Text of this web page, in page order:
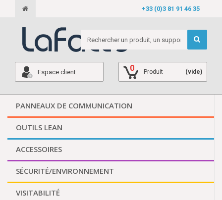
+33 (0)3 81 91 46 35
Espace client 0 Produit (vide)
PANNEAUX DE COMMUNICATION
OUTILS LEAN
ACCESSOIRES
SÉCURITÉ/ENVIRONNEMENT
VISITABILITÉ